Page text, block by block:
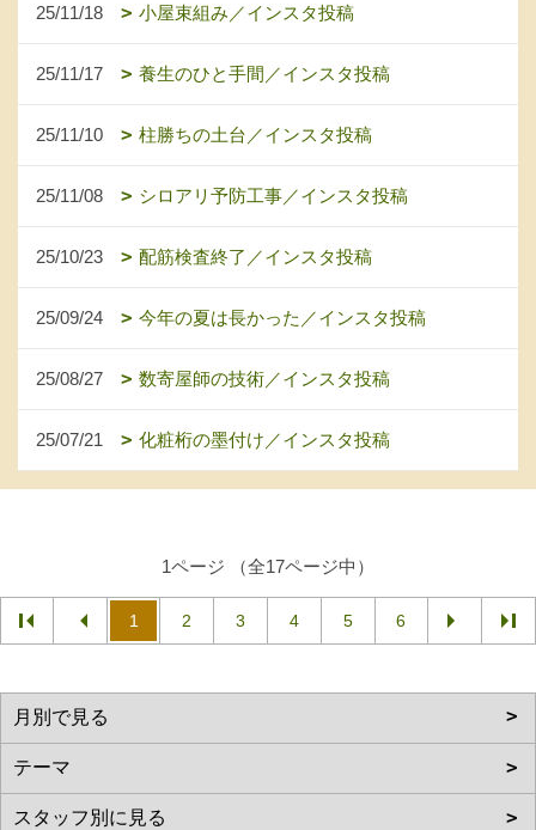
25/11/18 小屋束組み／インスタ投稿
25/11/17 養生のひと手間／インスタ投稿
25/11/10 柱勝ちの土台／インスタ投稿
25/11/08 シロアリ予防工事／インスタ投稿
25/10/23 配筋検査終了／インスタ投稿
25/09/24 今年の夏は長かった／インスタ投稿
25/08/27 数寄屋師の技術／インスタ投稿
25/07/21 化粧桁の墨付け／インスタ投稿
1ページ （全17ページ中）
1 2 3 4 5 6